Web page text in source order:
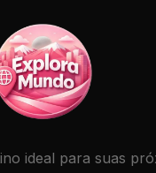
ideal para suas